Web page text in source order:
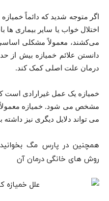
اگر متوجه شدید که دائماً
اختلال خواب یا سایر بیماری
می‌کشند، معمولاً مشکلی
دانستن علائم خمیازه بیش از
درمان علت اصلی کمک کند.
خمیازه یک عمل غیرارادی است
مشخص می شود. خمیازه معمولاً
می تواند دلایل دیگری نیز داشته
همچنین در پارس مگ بخوانید :
روش های خانگی درمان آن